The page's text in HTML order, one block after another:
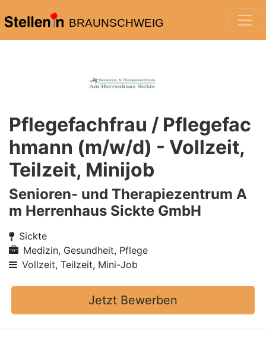
BRAUNSCHWEIG
Pflegefachfrau / Pflegefac
hmann (m/w/d) - Vollzeit,
Teilzeit, Minijob
Senioren- und Therapiezentrum A
m Herrenhaus Sickte GmbH
Sickte
Medizin, Gesundheit, Pflege
Vollzeit, Teilzeit, Mini-Job
Jetzt Bewerben